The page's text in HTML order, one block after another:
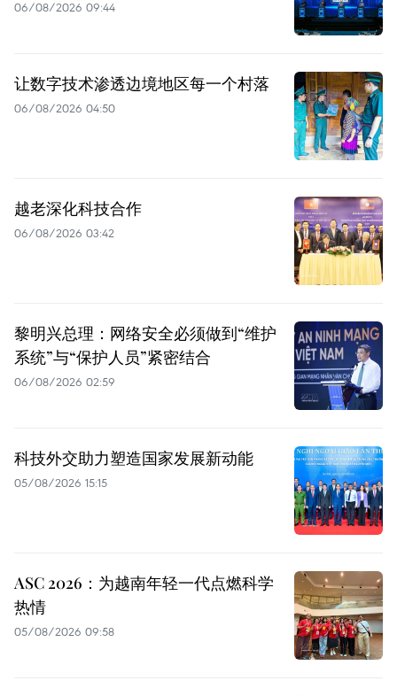
06/08/2026 09:44
让数字技术渗透边境地区每一个村落
06/08/2026 04:50
越老深化科技合作
06/08/2026 03:42
黎明兴总理：网络安全必须做到“维护
系统”与“保护人员”紧密结合
06/08/2026 02:59
科技外交助力塑造国家发展新动能
05/08/2026 15:15
ASC 2026：为越南年轻一代点燃科学
热情
05/08/2026 09:58